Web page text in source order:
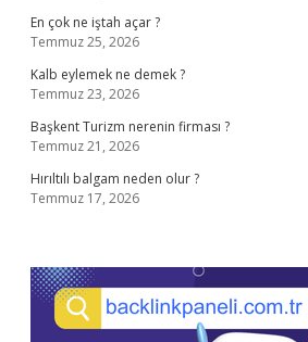
En çok ne iştah açar ?
Temmuz 25, 2026
Kalb eylemek ne demek ?
Temmuz 23, 2026
Başkent Turizm nerenin firması ?
Temmuz 21, 2026
Hırıltılı balgam neden olur ?
Temmuz 17, 2026